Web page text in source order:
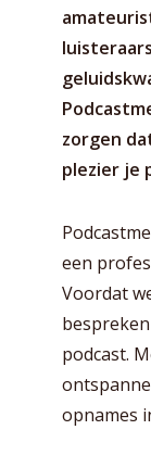
zorgen
plezier je
een
Voordat
podcast.
opnames